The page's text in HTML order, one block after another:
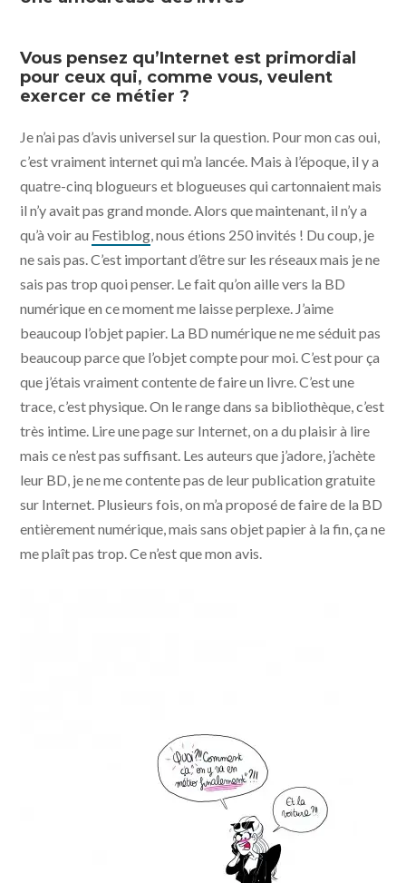
Vous pensez qu’Internet est primordial
pour ceux qui, comme vous, veulent
exercer ce métier ?
Je n’ai pas d’avis universel sur la question. Pour mon cas oui,
c’est vraiment internet qui m’a lancée. Mais à l’époque, il y a
quatre-cinq blogueurs et blogueuses qui cartonnaient mais
il n’y avait pas grand monde. Alors que maintenant, il n’y a
qu’à voir au Festiblog, nous étions 250 invités ! Du coup, je
ne sais pas. C’est important d’être sur les réseaux mais je ne
sais pas trop quoi penser. Le fait qu’on aille vers la BD
numérique en ce moment me laisse perplexe. J’aime
beaucoup l’objet papier. La BD numérique ne me séduit pas
beaucoup parce que l’objet compte pour moi. C’est pour ça
que j’étais vraiment contente de faire un livre. C’est une
trace, c’est physique. On le range dans sa bibliothèque, c’est
très intime. Lire une page sur Internet, on a du plaisir à lire
mais ce n’est pas suffisant. Les auteurs que j’adore, j’achète
leur BD, je ne me contente pas de leur publication gratuite
sur Internet. Plusieurs fois, on m’a proposé de faire de la BD
entièrement numérique, mais sans objet papier à la fin, ça ne
me plaît pas trop. Ce n’est que mon avis.